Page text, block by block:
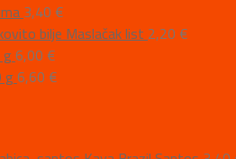
3,40 €
bilje Maslačak list 2,20 €
6,00 €
g 6,60 €